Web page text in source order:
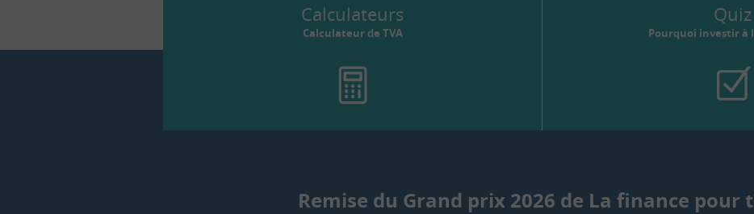
Calculateurs
Calculateur de TVA
Quiz
Pourquoi investir à
Remise du Grand prix 2026 de La finance pour